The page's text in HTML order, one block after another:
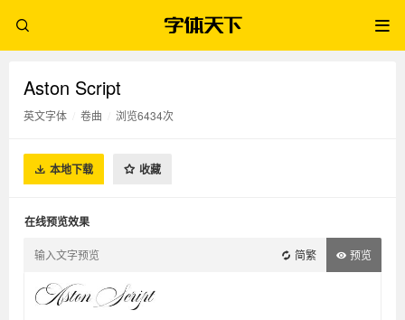
Aston Script
英文字体 卷曲 浏览6434次
本地下载 收藏
在线预览效果
简繁 预览